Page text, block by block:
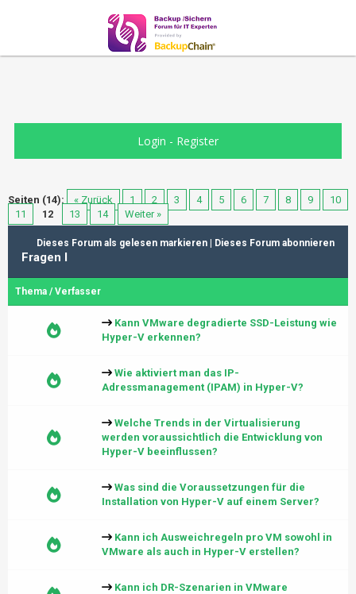
Login - Register
Seiten (14): « Zurück 1 2 3 4 5 6 7 8 9
10
11
12 13 14 Weiter »
Dieses Forum als gelesen markieren Dieses Forum abonnieren
Fragen I
Thema /Verfasser
Kann VMware degradierte SSD-Leistung wie
Hyper-V erkennen?
Wie aktiviert man das IP-
Adressmanagement (IPAM) in Hyper-V?
Welche Trends in der Virtualisierung
werden voraussichtlich die Entwicklung von
Hyper-V beeinflussen?
Was sind die Voraussetzungen für die
Installation von Hyper-V auf einem Server?
Kann ich Ausweichregeln pro VM sowohl in
VMware als auch in Hyper-V erstellen?
Kann ich DR-Szenarien in VMware